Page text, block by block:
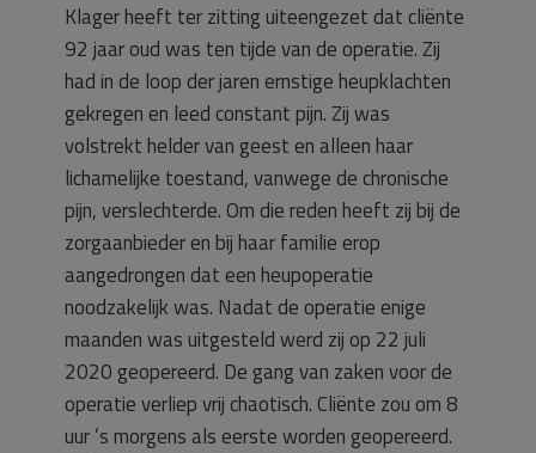
Klager heeft ter zitting uiteengezet dat cliënte
92 jaar oud was ten tijde van de operatie. Zij
had in de loop der jaren ernstige heupklachten
gekregen en leed constant pijn. Zij was
volstrekt helder van geest en alleen haar
lichamelijke toestand, vanwege de chronische
pijn, verslechterde. Om die reden heeft zij bij de
zorgaanbieder en bij haar familie erop
aangedrongen dat een heupoperatie
noodzakelijk was. Nadat de operatie enige
maanden was uitgesteld werd zij op 22 juli
2020 geopereerd. De gang van zaken voor de
operatie verliep vrij chaotisch. Cliënte zou om 8
uur ’s morgens als eerste worden geopereerd.